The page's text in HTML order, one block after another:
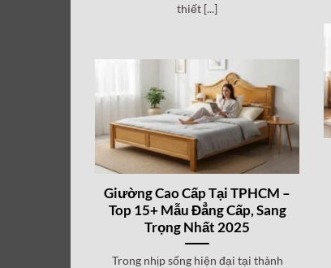
thiết [...]
Giường Cao Cấp Tại TPHCM –
Top 15+ Mẫu Đẳng Cấp, Sang
Trọng Nhất 2025
Trong nhịp sống hiện đại tại thành